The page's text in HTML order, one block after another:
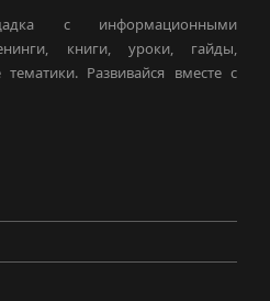
с информационными
книги, уроки, гайды,
Развивайся вместе с